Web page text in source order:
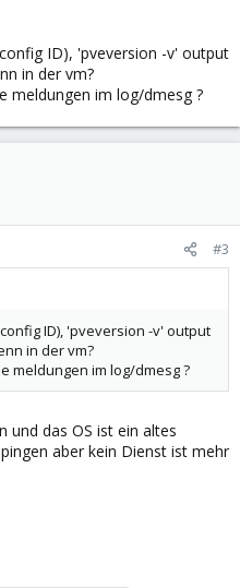
ID), 'pveversion -v' output
in der vm?
meldungen im log/dmesg ?
#3
ID), 'pveversion -v' output
in der vm?
meldungen im log/dmesg ?
und das OS ist ein altes
aber kein Dienst ist mehr